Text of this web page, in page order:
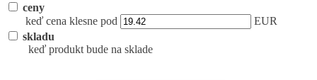
ceny
keď cena klesne pod
EUR
skladu
keď produkt bude na sklade